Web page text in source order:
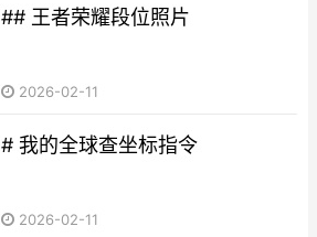
## 王者荣耀段位照片
2026-02-11
# 我的全球查坐标指令
2026-02-11